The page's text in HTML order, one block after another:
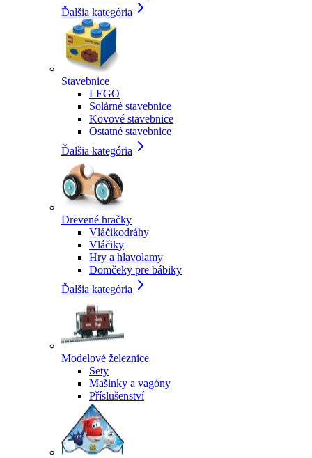
Ďalšia kategória
Stavebnice
LEGO
Solárné stavebnice
Kovové stavebnice
Ostatné stavebnice
Ďalšia kategória
Drevené hračky
Vláčikodráhy
Vláčiky
Hry a hlavolamy
Domčeky pre bábiky
Ďalšia kategória
Modelové železnice
Sety
Mašinky a vagóny
Příslušenství